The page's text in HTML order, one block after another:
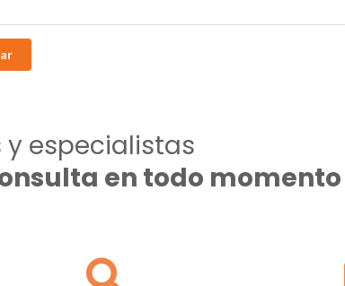
especialistas
en todo momento